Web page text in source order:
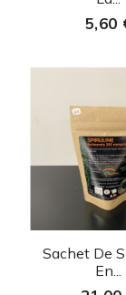
5,60
Aperçu
Sachet De
En...